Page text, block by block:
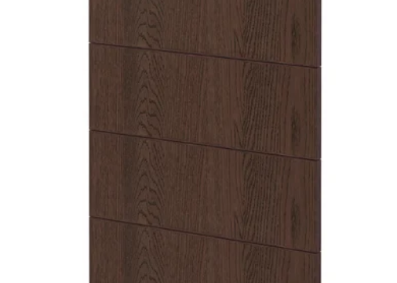
Option : METOD, 1 façade pour lave-vaisselle, Tistorp effet noyer foncé, 60 cm